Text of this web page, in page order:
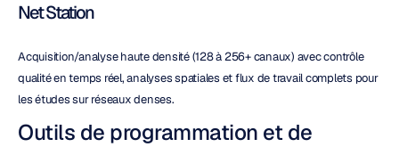
Net Station
Acquisition/analyse haute densité (128 à 256+ canaux) avec contrôle
qualité en temps réel, analyses spatiales et flux de travail complets pour
les études sur réseaux denses.
Outils de programmation et de